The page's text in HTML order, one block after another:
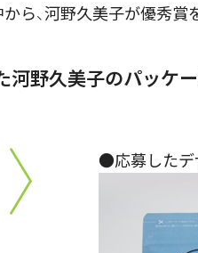
ら、河野久美子が優秀
河野久美子のパッケ
●応募したデ